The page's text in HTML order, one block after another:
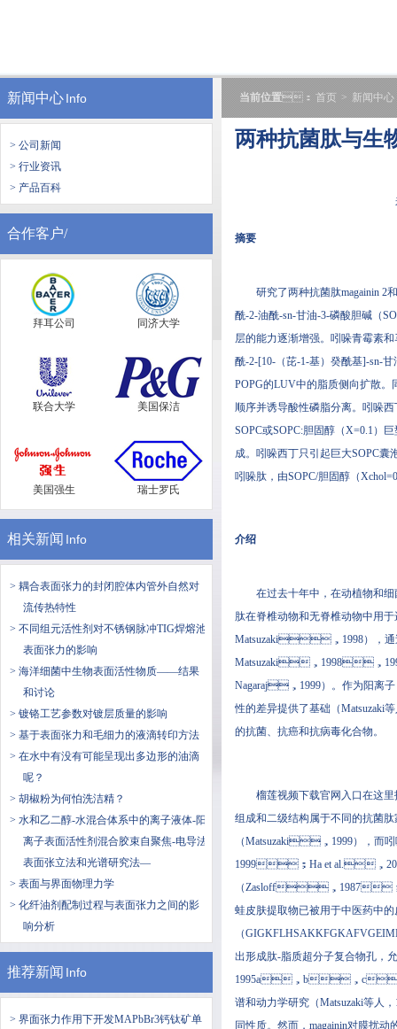
新闻中心Info
> 公司新闻
> 行业资讯
> 产品百科
合作客户/
拜耳公司 同济大学
联合大学 美国保洁
美国强生 瑞士罗氏
相关新闻 Info
> 耦合表面张力的封闭腔体内管外自然对
流传热特性
> 不同组元活性剂对不锈钢脉冲TIG焊熔池
表面张力的影响
> 海洋细菌中生物表面活性物质——结果
和讨论
> 镀铬工艺参数对镀层质量的影响
> 基于表面张力和毛细力的液滴转印方法
> 在水中有没有可能呈现出多边形的油滴
呢？
> 胡椒粉为何怕洗洁精？
> 水和乙二醇-水混合体系中的离子液体-阳
离子表面活性剂混合胶束自聚焦-电导法
表面张立法和光谱研究法—
> 表面与界面物理力学
> 化纤油剂配制过程与表面张力之间的影
响分析
推荐新闻 Info
> 界面张力作用下开发MAPbBr3钙钛矿单
当前位置： 首页 > 新闻中心
两种抗菌肽与生
摘要
研究了两种抗菌肽magainin 2和
酰-2-油酰-sn-甘油-3-磷酸胆碱（
层的能力逐渐增强。吲哚青霉
酰-2-[10-（芘-1-基）癸酰基]-sn-甘
POPG的LUV中的脂质侧向扩散
顺序并诱导酸性磷脂分离。吲
SOPC或SOPC:胆固醇（X=0.1）巨
成。吲哚西丁只引起巨大SOPC囊泡
吲哚肽，由SOPC/胆固醇（
介绍
在过去十年中，在动植物和细菌
肽在脊椎动物和无脊椎动物中
Matsuzaki，1998），
Matsuzaki，1998，
Nagaraj，1999）。作为阳离
性的差异提供了基础（Matsuzaki等
的抗菌、抗癌和抗病毒化合物。
榴莲视频下载官网入口在这里
组成和二级结构属于不同的抗菌肽家
（Matsuzaki，1999）
1999；Ha et al.，2000
（Zasloff，1987；Zasloff等
蛙皮肤提取物已被用于中医药中的皮
（GIGKFLHSAKKFGKAFVGEIMNS
出形成肽-脂质超分子复合物孔，
1995a，b，c，
谱和动力学研究（Matsuzaki等
同性质。然而，magainin对膜扰